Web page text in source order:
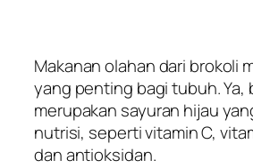
Makanan olahan dari brokoli
yang penting bagi tubuh. Ya,
merupakan sayuran hijau
nutrisi, seperti vitamin C,
dan antioksidan.